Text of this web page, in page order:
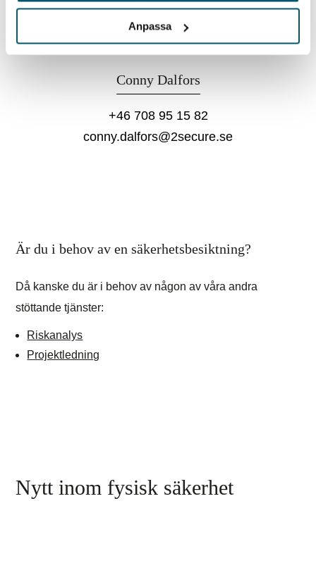
Anpassa
Conny Dalfors
+46 708 95 15 82
conny.dalfors@2secure.se
Är du i behov av en säkerhetsbesiktning?
Då kanske du är i behov av någon av våra andra
stöttande tjänster:
Riskanalys
Projektledning
Nytt inom fysisk säkerhet